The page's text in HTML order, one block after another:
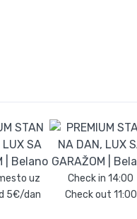
uz
5€/dan
Check in 14:00
Check out 11:00